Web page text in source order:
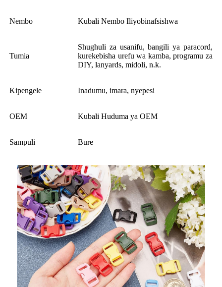
Nembo Kubali Nembo Iliyobinafsishwa
Tumia
Shughuli za usanifu, bangili ya paracord,
kurekebisha urefu wa kamba, programu za
DIY, lanyards, midoli, n.k.
Kipengele Inadumu, imara, nyepesi
OEM Kubali Huduma ya OEM
Sampuli Bure